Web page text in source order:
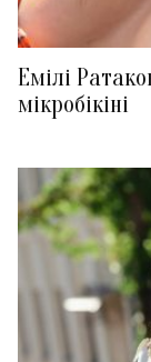
Емілі
мікробікіні